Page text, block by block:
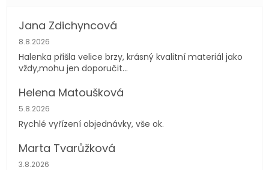
Jana Zdichyncová
Hodnocení obchodu je 5 z 5 hvězdiček.
8.8.2026
Halenka přišla velice brzy, krásný kvalitní materiál jako
vždy,mohu jen doporučit...
Helena Matoušková
Hodnocení obchodu je 5 z 5 hvězdiček.
5.8.2026
Rychlé vyřízení objednávky, vše ok.
Marta Tvarůžková
Hodnocení obchodu je 5 z 5 hvězdiček.
3.8.2026